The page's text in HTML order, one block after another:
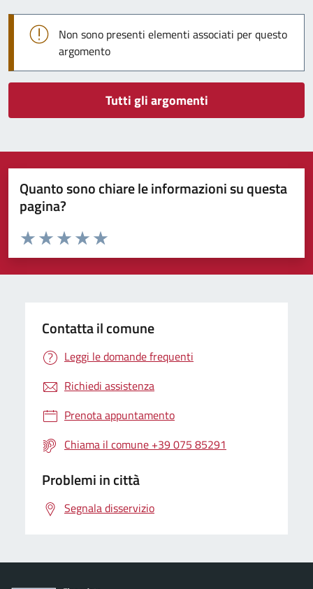
Non sono presenti elementi associati per questo
argomento
Tutti gli argomenti
Quanto sono chiare le informazioni su questa
pagina?
Valuta da 1 a 5 stelle la pagina
Valuta 5 stelle su 5
Valuta 4 stelle su 5
Valuta 3 stelle su 5
Valuta 2 stelle su 5
Valuta 1 stelle su 5
Contatta il comune
Leggi le domande frequenti
Richiedi assistenza
Prenota appuntamento
Chiama il comune +39 075 85291
Problemi in città
Segnala disservizio